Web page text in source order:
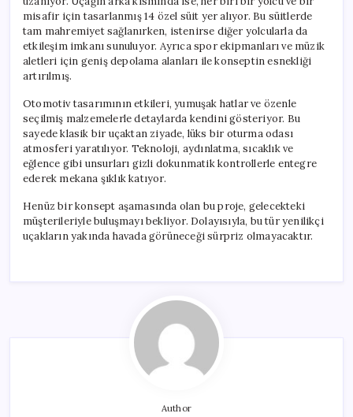
misafir için tasarlanmış 14 özel süit yer alıyor. Bu süitlerde
tam mahremiyet sağlanırken, istenirse diğer yolcularla da
etkileşim imkanı sunuluyor. Ayrıca spor ekipmanları ve müzik
aletleri için geniş depolama alanları ile konseptin esnekliği
artırılmış.
Otomotiv tasarımının etkileri, yumuşak hatlar ve özenle
seçilmiş malzemelerle detaylarda kendini gösteriyor. Bu
sayede klasik bir uçaktan ziyade, lüks bir oturma odası
atmosferi yaratılıyor. Teknoloji, aydınlatma, sıcaklık ve
eğlence gibi unsurları gizli dokunmatik kontrollerle entegre
ederek mekana şıklık katıyor.
Henüz bir konsept aşamasında olan bu proje, gelecekteki
müşterileriyle buluşmayı bekliyor. Dolayısıyla, bu tür yenilikçi
uçakların yakında havada görüneceği sürpriz olmayacaktır.
Author